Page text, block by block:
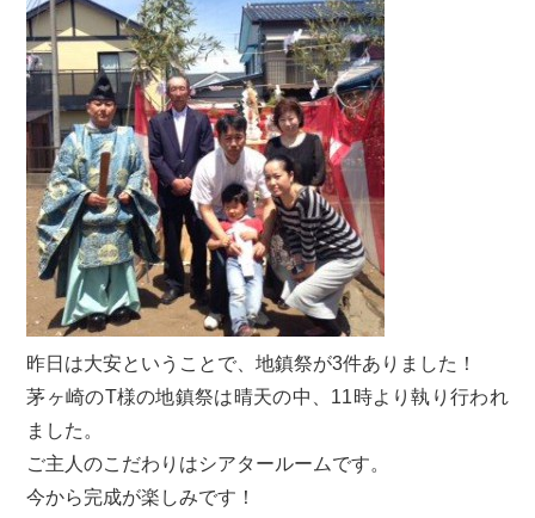
昨日は大安ということで、地鎮祭が3件ありました！
茅ヶ崎のT様の地鎮祭は晴天の中、11時より執り行われ
ました。
ご主人のこだわりはシアタールームです。
今から完成が楽しみです！